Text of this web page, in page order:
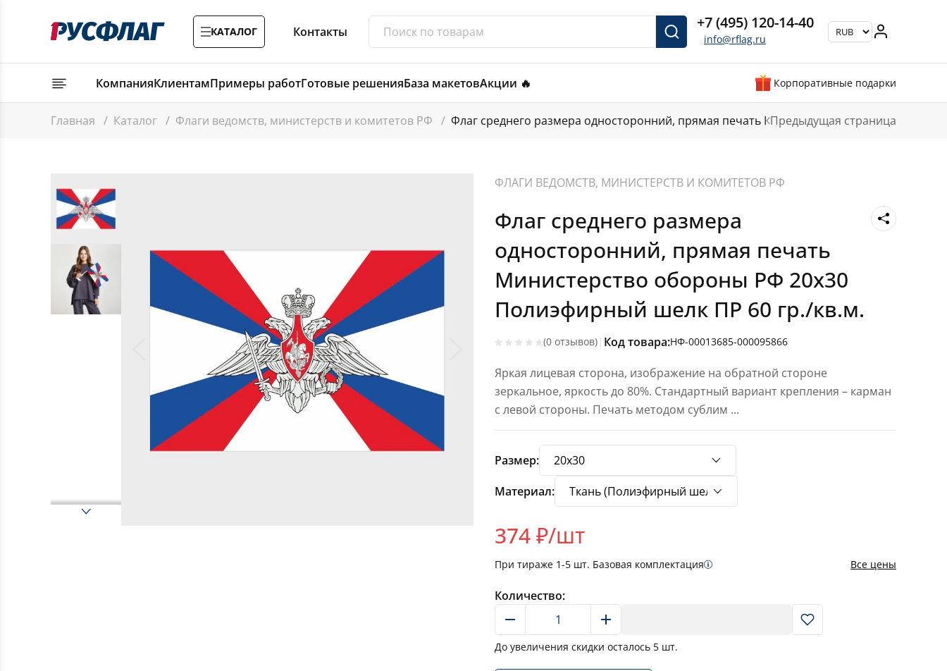
КАТАЛОГ Контакты +7 (495) 120-14-40
info@rflag.ru
КомпанияКлиентамПримеры работГотовые решенияБаза макетовАкции 🔥 Корпоративные подарки
Главная / Каталог / Флаги ведомств, министерств и комитетов РФ / Флаг среднего размера односторонний, прямая печать Министерство обороны РФ
Предыдущая страница
ФЛАГИ ВЕДОМСТВ, МИНИСТЕРСТВ И КОМИТЕТОВ РФ
Флаг среднего размера
односторонний, прямая печать
Министерство обороны РФ 20х30
Полиэфирный шелк ПР 60 гр./кв.м.
(0 отзывов) | Код товара:НФ-00013685-000095866
Яркая лицевая сторона, изображение на обратной стороне
зеркальное, яркость до 80%. Стандартный вариант крепления – карман
с левой стороны. Печать методом сублим ...
Размер:
Материал:
374₽/шт
При тираже 1-5 шт. Базовая комплектация Все цены
Количество:
До увеличения скидки осталось 5 шт.